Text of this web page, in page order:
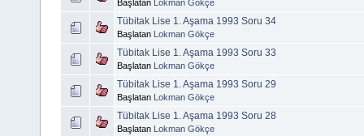
Başlatan Lokman Gökçe
Tübitak Lise 1. Aşama 1993 Soru 34
Başlatan Lokman Gökçe
Tübitak Lise 1. Aşama 1993 Soru 33
Başlatan Lokman Gökçe
Tübitak Lise 1. Aşama 1993 Soru 29
Başlatan Lokman Gökçe
Tübitak Lise 1. Aşama 1993 Soru 28
Başlatan Lokman Gökçe